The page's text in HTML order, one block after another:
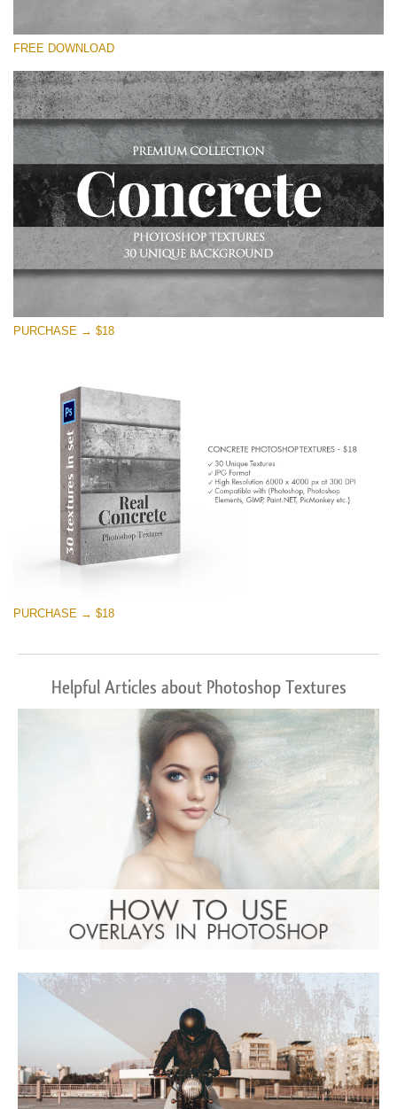
Si prega di Selezionare
Small 800*533px
Concrete Textures
(30 Textures)
Large 6000*4000px
Entire Collection
(1783 Overlays)
Large 6000*4000px
Download Gratuito
FREE DOWNLOAD
PURCHASE → $18
PURCHASE → $18
Helpful Articles about Photoshop Textures